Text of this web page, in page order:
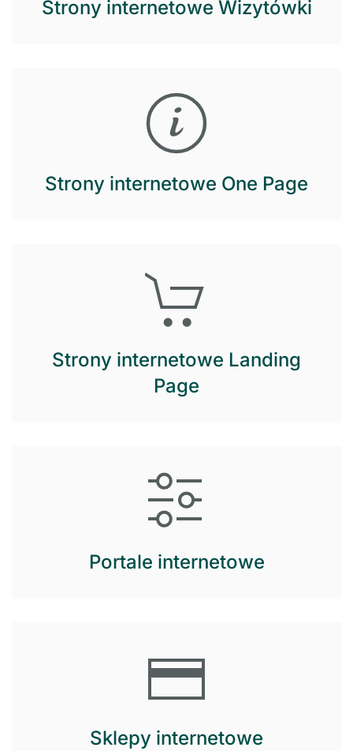
Strony internetowe Wizytówki
Strony internetowe One Page
Strony internetowe Landing
Page
Portale internetowe
Sklepy internetowe